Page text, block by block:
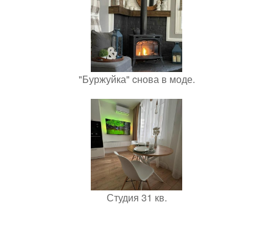
"Буржуйка" cнова в моде.
Студия 31 кв.